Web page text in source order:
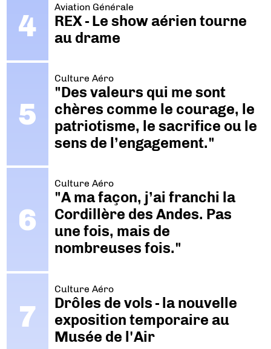
Aviation Générale
REX - Le show aérien tourne
au drame
Culture Aéro
"Des valeurs qui me sont
chères comme le courage, le
patriotisme, le sacrifice ou le
sens de l’engagement."
Culture Aéro
"A ma façon, j’ai franchi la
Cordillère des Andes. Pas
une fois, mais de
nombreuses fois."
Culture Aéro
Drôles de vols - la nouvelle
exposition temporaire au
Musée de l'Air